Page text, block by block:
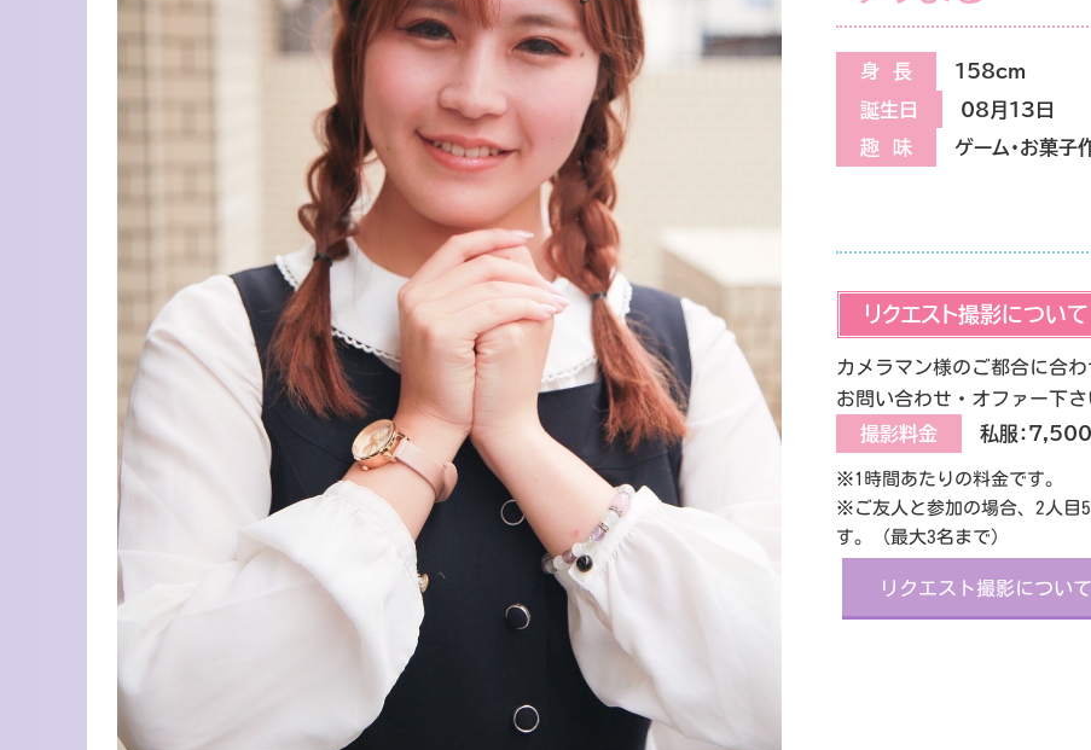
身 長
158cm
誕生日
08月13日
趣 味
ゲーム・お菓子
リクエスト撮影について
カメラマン様のご都合に合
お問い合わせ・オファー下さ
撮影料金
私服：
※1時間あたりの料金です。
※ご友人と参加の場合、2人目
す。（最大3名まで）
リクエスト撮影について